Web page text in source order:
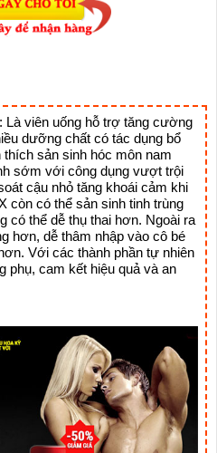
: Là viên uống hỗ trợ tăng cường
dưỡng chất có tác dụng bổ
sản sinh hóc môn nam
sớm với công dụng vượt trội
cậu nhỏ tăng khoái cảm khi
còn có thể sản sinh tinh trùng
có thể dễ thụ thai hơn. Ngoài ra
hơn, dễ thâm nhập vào cô bé
Với các thành phần tự nhiên
phụ, cam kết hiệu quả và an